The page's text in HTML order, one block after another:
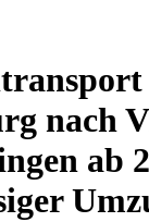
nach
ab